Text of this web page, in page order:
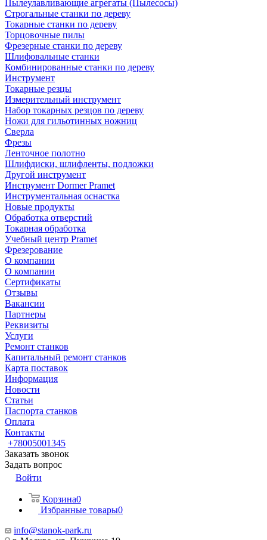
Пылеулавливающие агрегаты (Пылесосы)
Строгальные станки по дереву
Токарные станки по дереву
Торцовочные пилы
Фрезерные станки по дереву
Шлифовальные станки
Комбинированные станки по дереву
Инструмент
Токарные резцы
Измерительный инструмент
Набор токарных резцов по дереву
Ножи для гильотинных ножниц
Сверла
Фрезы
Ленточное полотно
Шлифдиски, шлифленты, подложки
Другой инструмент
Инструмент Dormer Pramet
Инструментальная оснастка
Новые продукты
Обработка отверстий
Токарная обработка
Учебный центр Pramet
Фрезерование
О компании
О компании
Сертификаты
Отзывы
Вакансии
Партнеры
Реквизиты
Услуги
Ремонт станков
Капитальный ремонт станков
Карта поставок
Информация
Новости
Статьи
Паспорта станков
Оплата
Контакты
+78005001345
Заказать звонок
Задать вопрос
Войти
Корзина0
Избранные товары0
info@stanok-park.ru